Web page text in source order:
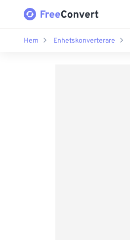
Hem Enhetskonverterare